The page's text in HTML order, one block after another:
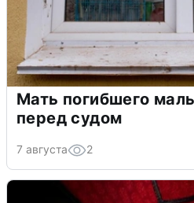
Мать погибшего
перед судом
7 августа 2